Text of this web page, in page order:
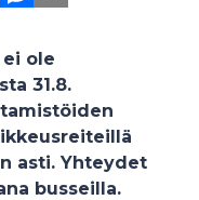
ole
31.8.
asti. Yhteydet
busseilla.